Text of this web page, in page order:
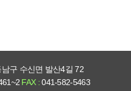
구 수신면 발산4길 72
FAX :041-582-5463